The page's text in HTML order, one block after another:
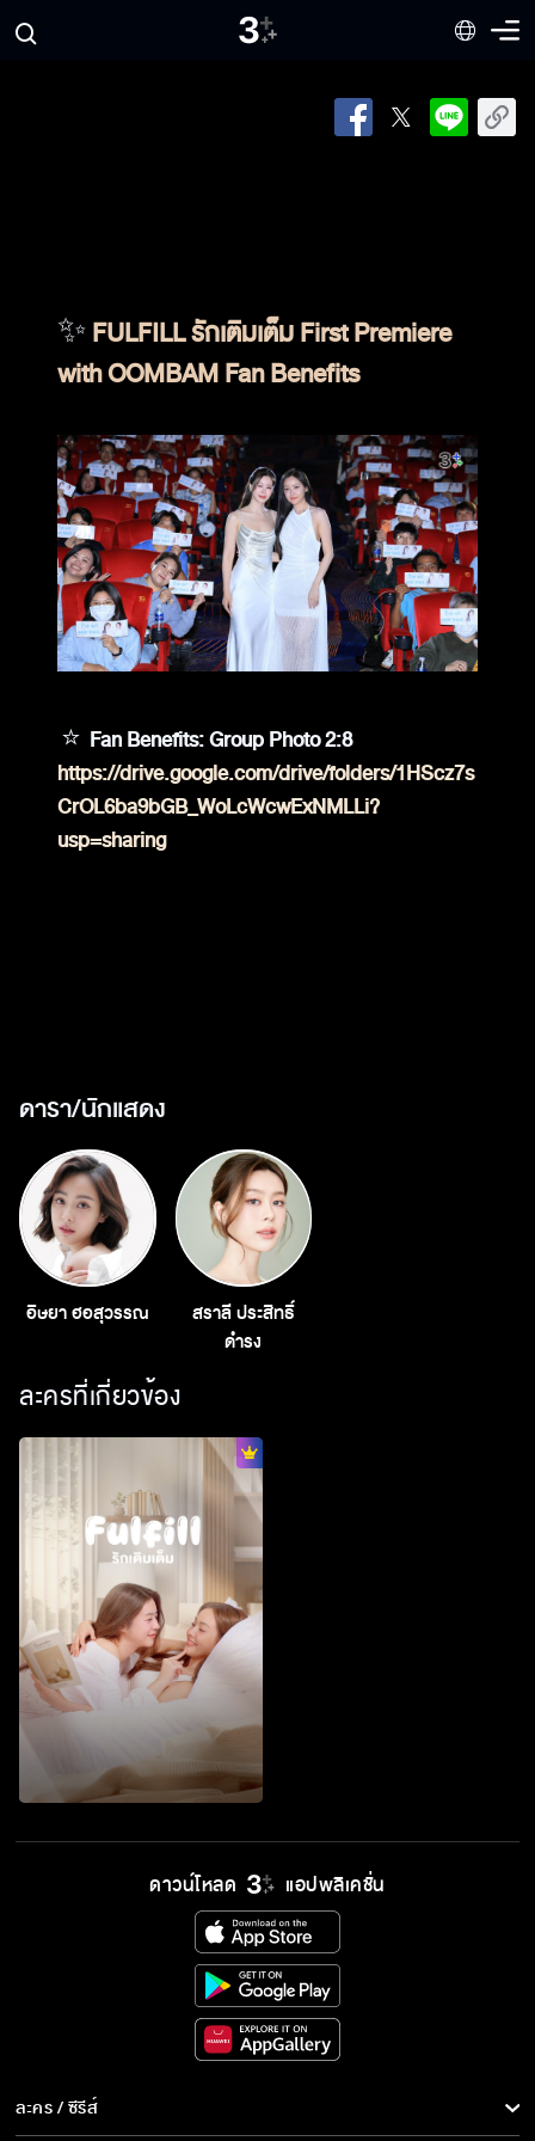
✨FULFILL รักเติมเต็ม First Premiere
with OOMBAM Fan Benefits
⭐ Fan Benefits: Group Photo 2:8
https://drive.google.com/drive/folders/1HScz7s
CrOL6ba9bGB_WoLcWcwExNMLLi?
usp=sharing
ดารา/นักแสดง
อิษยาฮอสุวรรณ สราลีประสิทธิ์
ดำรง
ละครที่เกี่ยวข้อง
ดาวน์โหลด แอปพลิเคชั่น
ละคร / ซีรีส์